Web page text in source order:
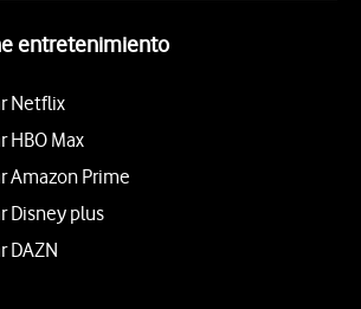
entretenimiento
Netflix
HBO Max
Amazon Prime
Disney plus
DAZN